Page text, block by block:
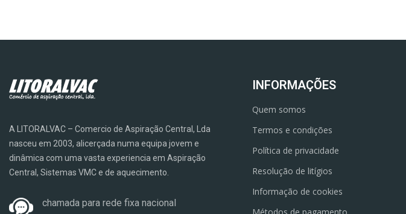
A LITORALVAC – Comercio de Aspiração Central, Lda
nasceu em 2003, alicerçada numa equipa jovem e
dinâmica com uma vasta experiencia em Aspiração
Central, Sistemas VMC e de aquecimento.
chamada para rede fixa nacional
INFORMAÇÕES
Quem somos
Termos e condições
Política de privacidade
Resolução de litígios
Informação de cookies
Métodos de pagamento